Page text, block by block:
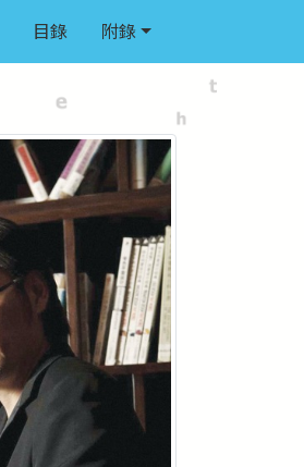
目錄 附錄